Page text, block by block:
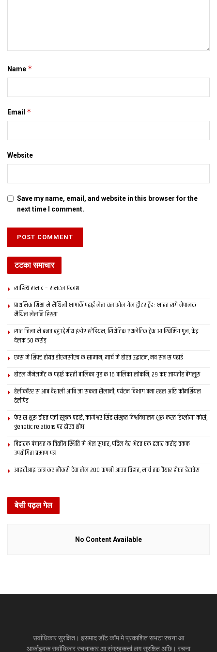
Name *
Email *
Website
Save my name, email, and website in this browser for the
next time I comment.
टटका समाचार
साहित्य समाद – समटल प्रकाश
प्राथमिक शि‍क्षा मे मैथि‍ली भाषाकेँ पढ़ाई लेल चलाओल गेल ट्वीटर ट्रेंड : भारत संगे नेपालक
मैथिल लेलनि हिस्सा
सात जिला मे बनत बहुउद्देशीय इंडोर स्‍टेडि‍यम, सिंथेटिक एथलेटिक ट्रेक आ स्विमिंग पुल, केंद्र
देलक 50 करोड़
एम्स मे शिफ्ट होयत डीएमसीएच क सामान, मार्च मे होएत उद्घाटन, नव सत्र स पढाई
होटल मैनेजमेंट क पढ़ाई करती बालिका गृह क 16 बालिका लोकनि, 29 कए जायतीह बेंगलुरु
हेलीकॉप्टर स आब वैशाली आबि जा सकता सैलानी, पर्यटन विभाग बना रहल अछि कॉमर्शियल
हेलीपैड
फेर स शुरू होएत पंजी सूत्रक पढाई, कामेश्वर सिंह संस्कृत विश्वविद्यालय शुरू करत डिप्लोमा कोर्स,
genetic relations पर होएत शोध
बिहारक पंचायत क वित्‍तीय स्थिति मे भेल सुधार, पहिल बेर भेटत एक हजार करोड़ तकक
उपयोगिता प्रमाण पत्र
आइटीआइ छात्र कए नौकरी देबा लेल 200 कंपनी आउत बिहार, मार्च तक तैयार होएत डेटाबेस
बेसी पढ़ल गेल
No Content Available
सर्वाधिकार सुरक्षित। इसमाद डॉट कॉम मे प्रकाशित सभटा रचना आ
आर्काइवक सर्वाधिकार रचनाकार आ संग्रहकर्त्ता लग सुरक्षित अछि। रचना